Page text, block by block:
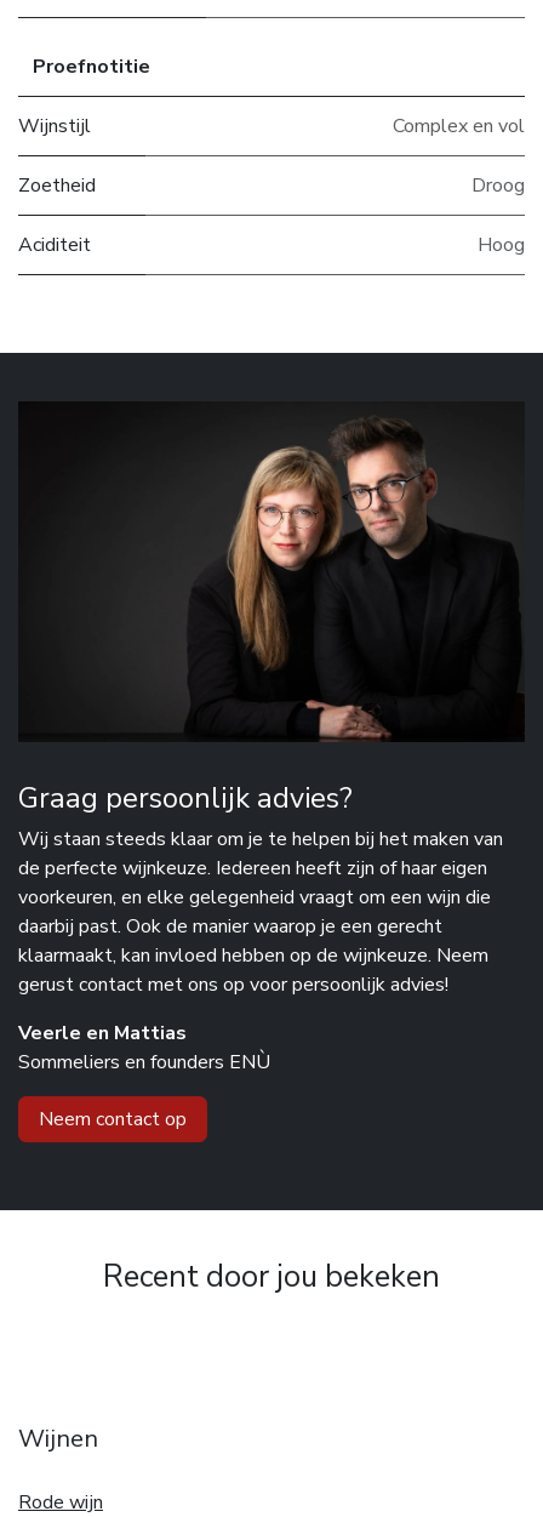
Proefnotitie
Wijnstijl Complex en vol
Zoetheid Droog
Aciditeit Hoog
Graag persoonlijk advies?
Wij staan steeds klaar om je te helpen bij het maken van
de perfecte wijnkeuze. Iedereen heeft zijn of haar eigen
voorkeuren, en elke gelegenheid vraagt om een wijn die
daarbij past. Ook de manier waarop je een gerecht
klaarmaakt, kan invloed hebben op de wijnkeuze. Neem
gerust contact met ons op voor persoonlijk advies!
Veerle en Mattias
Sommeliers en founders ENÙ
Neem contact op
Recent door jou bekeken
Wijnen
Rode wijn